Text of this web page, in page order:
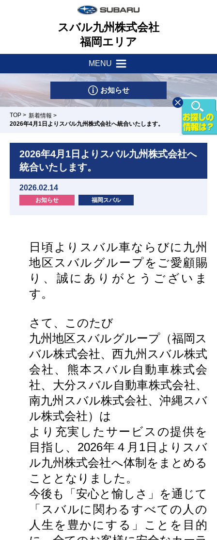
スバル九州株式会社
福岡エリア
MENU
新着情報
サポート・他
リース&クレジット
パーツ・アクセサリー
八幡店 行橋店 飯塚店
新車情報
試乗車情報
会社案内
お知らせ
TOP > 新着情報 >
2026年4月1日よりスバル九州株式会社へ統合いたします。
2026年4月1日よりスバル九州株式会社へ
統合いたします。
2026.02.14
お知らせ 福岡スバル
日頃よりスバル車ならびに九州
地区スバルグループをご愛顧賜
り、誠にありがとうございま
す。
さて、このたび
九州地区スバルグループ（福岡ス
バル株式会社、西九州スバル株式
会社、熊本スバル自動車株式会
社、大分スバル自動車株式会社、
南九州スバル株式会社、沖縄スバ
ル株式会社）は
より充実したサービスの提供を
目指し、2026年４月1日よりスバ
ル九州株式会社へ体制をまとめる
こととなりました。
今後も「安心と愉しさ」を通じて
「スバルに関わるすべての人の
人生を豊かにする」ことを目的